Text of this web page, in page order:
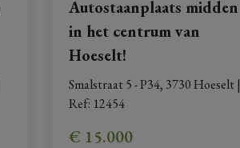
Autostaanplaats midden
in het centrum van
Hoeselt!
Smalstraat 5 - P34, 3730 Hoeselt |
Ref: 12454
€ 15.000